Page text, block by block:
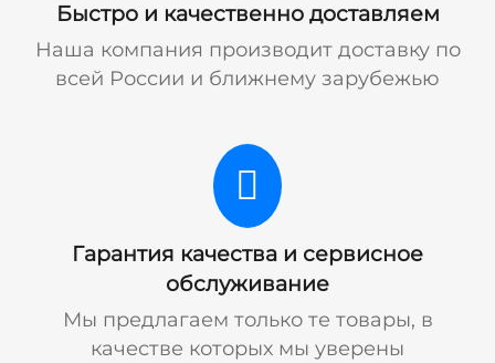
Быстро и качественно доставляем
Наша компания производит доставку по
всей России и ближнему зарубежью
Гарантия качества и сервисное
обслуживание
Мы предлагаем только те товары, в
качестве которых мы уверены